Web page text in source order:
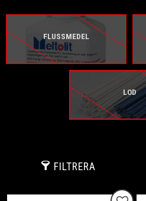
FLUSSMEDEL
LOD
FILTRERA